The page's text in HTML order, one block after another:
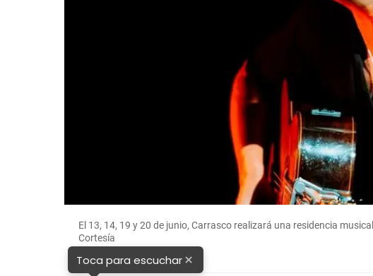
El 13, 14, 19 y 20 de junio, Carrasco realizará una residencia
Cortesía
Toca para escuchar×